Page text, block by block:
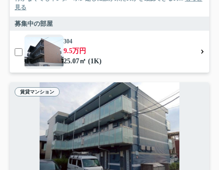
見る
募集中の部屋
304
9.5万円
25.07㎡ (1K)
賃貸マンション